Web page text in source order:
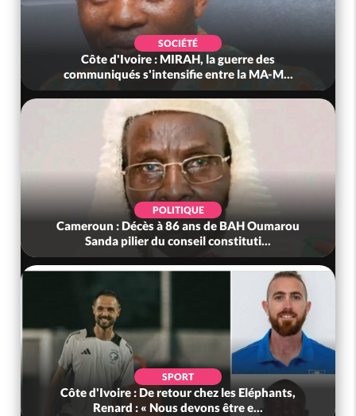
SOCIÉTÉ
Côte d'Ivoire : MIRAH, la guerre des
communiqués s'intensifie entre la MA-M...
POLITIQUE
Cameroun : Décès à 86 ans de BAH Oumarou
Sanda pilier du conseil constituti...
SPORT
Côte d'Ivoire : De retour chez les Eléphants,
Renard : « Nous devons être e...